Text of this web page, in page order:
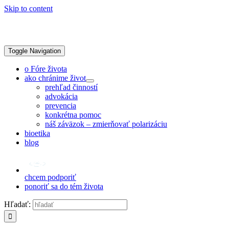
Skip to content
Toggle Navigation
o Fóre života
ako chránime život
prehľad činností
advokácia
prevencia
konkrétna pomoc
náš záväzok – zmierňovať polarizáciu
bioetika
blog
chcem podporiť
ponoriť sa do tém života
Hľadať: